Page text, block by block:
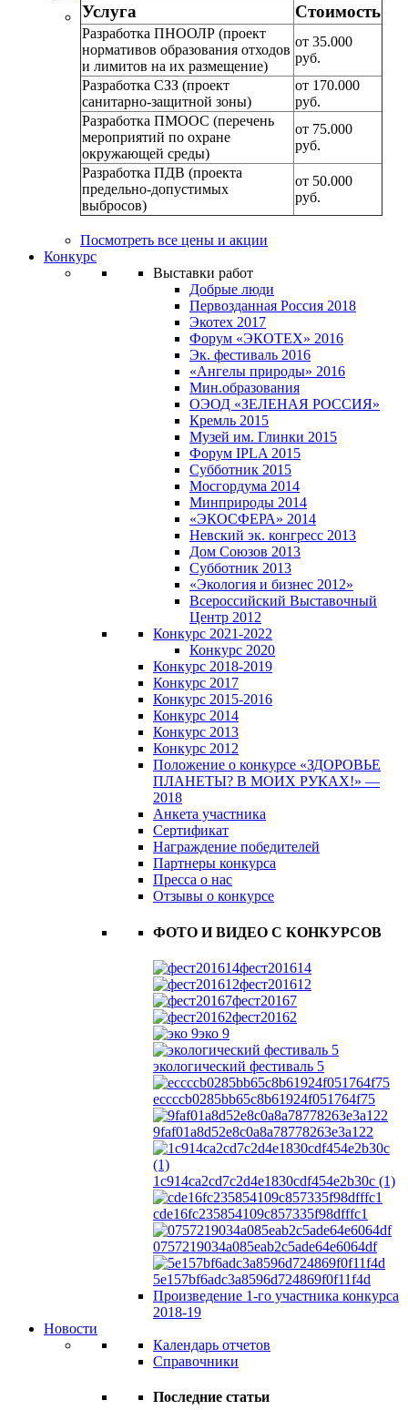
Услуга Стоимость
Разработка ПНООЛР (проект
нормативов образования отходов
и лимитов на их размещение)
от 35.000
руб.
Разработка СЗЗ (проект
санитарно-защитной зоны)
от 170.000
руб.
Разработка ПМООС (перечень
мероприятий по охране
окружающей среды)
от 75.000
руб.
Разработка ПДВ (проекта
предельно-допустимых
выбросов)
от 50.000
руб.
Посмотреть все цены и акции
Конкурс
Выставки работ
Добрые люди
Первозданная Россия 2018
Экотех 2017
Форум «ЭКОТЕХ» 2016
Эк. фестиваль 2016
«Ангелы природы» 2016
Мин.образования
ОЭОД «ЗЕЛЕНАЯ РОССИЯ»
Кремль 2015
Музей им. Глинки 2015
Форум IPLA 2015
Субботник 2015
Мосгордума 2014
Минприроды 2014
«ЭКОСФЕРА» 2014
Невский эк. конгресс 2013
Дом Союзов 2013
Субботник 2013
«Экология и бизнес 2012»
Всероссийский Выставочный
Центр 2012
Конкурс 2021-2022
Конкурс 2020
Конкурс 2018-2019
Конкурс 2017
Конкурс 2015-2016
Конкурс 2014
Конкурс 2013
Конкурс 2012
Положение о конкурсе «ЗДОРОВЬЕ
ПЛАНЕТЫ? В МОИХ РУКАХ!» —
2018
Анкета участника
Сертификат
Награждение победителей
Партнеры конкурса
Пресса о нас
Отзывы о конкурсе
ФОТО И ВИДЕО С КОНКУРСОВ
фест201614
фест201612
фест20167
фест20162
эко 9
экологический фестиваль 5
eccccb0285bb65c8b61924f051764f75
9faf01a8d52e8c0a8a78778263e3a122
1c914ca2cd7c2d4e1830cdf454e2b30c (1)
cde16fc235854109c857335f98dfffc1
0757219034a085eab2c5ade64e6064df
5e157bf6adc3a8596d724869f0f11f4d
Произведение 1-го участника конкурса
2018-19
Новости
Календарь отчетов
Справочники
Последние статьи